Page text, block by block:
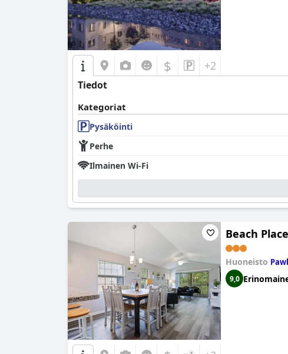
$ +2
Tiedot
Kategoriat
Pysäköinti
Perhe
Ilmainen Wi-Fi
Beach
Huoneisto
9,0